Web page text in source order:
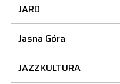
JARD
Jasna Góra
JAZZKULTURA